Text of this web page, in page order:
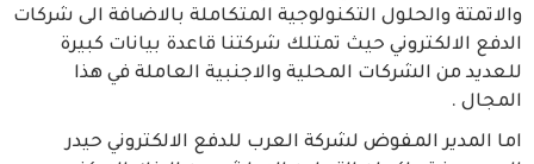
والاتمتة والحلول التكنولوجية المتكاملة بالاضافة الى شركات
الدفع الالكتروني حيث تمتلك شركتنا قاعدة بيانات كبيرة
للعديد من الشركات المحلية والاجنبية العاملة في هذا
المجال .
اما المدير المفوض لشركة العرب للدفع الالكتروني حيدر